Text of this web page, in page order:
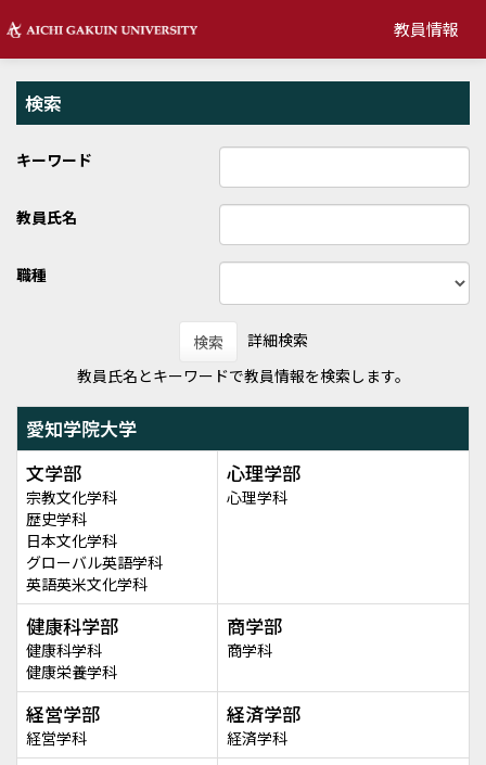
教員情報
検索
キーワード
教員氏名
職種
検索
詳細検索
教員氏名とキーワードで教員情報を検索します。
愛知学院大学
文学部
宗教文化学科
歴史学科
日本文化学科
グローバル英語学科
英語英米文化学科
心理学部
心理学科
健康科学部
健康科学科
健康栄養学科
商学部
商学科
経営学部
経営学科
経済学部
経済学科